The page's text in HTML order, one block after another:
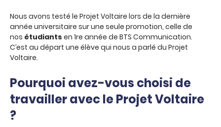
Nous avons testé le Projet Voltaire lors de la dernière
année universitaire sur une seule promotion, celle de
nos étudiants en 1re année de BTS Communication.
C’est au départ une élève qui nous a parlé du Projet
Voltaire.
Pourquoi avez-vous choisi de
travailler avec le Projet Voltaire
?